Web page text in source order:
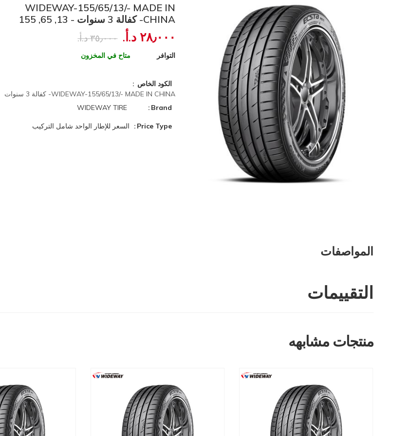
WIDEWAY-155/65/13/- MADE IN
CHINA- كفالة 3 سنوات - 13, 65, 155
٢٨٫٠٠٠ د.أ.‏ ٣٥٫٠٠٠ د.أ.‏
التوافر متاح في المخزون
الكود الخاص
WIDEWAY-155/65/13/- MADE IN CHINA- كفالة 3 سنوات
Brand
WIDEWAY TIRE
Price Type السعر للإطار الواحد شامل التركيب
المواصفات
التقييمات
منتجات مشابهه